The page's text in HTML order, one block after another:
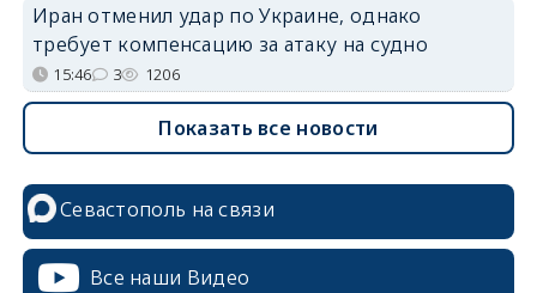
Иран отменил удар по Украине, однако
требует компенсацию за атаку на судно
15:46 3 1206
Показать все новости
Севастополь на связи
Все наши Видео